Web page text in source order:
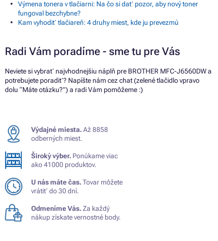
Výmena tonera v tlačiarni: Na čo si dať pozor, aby nový toner
fungoval bezchybne?
Kam vyhodiť tlačiareň: 4 druhy miest, kde ju prevezmú
Radi Vám poradíme - sme tu pre Vás
Neviete si vybrať najvhodnejšiu náplň pre BROTHER MFC-J6560DW a
potrebujete poradiť? Napíšte nám cez chat (zelené tlačidlo vpravo
dolu “Máte otázku?”) a radi Vám pomôžeme :)
Výdajné miesta.Až 8858
odberných miest.
Široký výber. Ponúkame viac
ako 41000 produktov.
U nás máte čas.Tovar môžete
vrátiť do 30 dní.
Odmeníme Vás.Za každý
nákup získate vernostné body.